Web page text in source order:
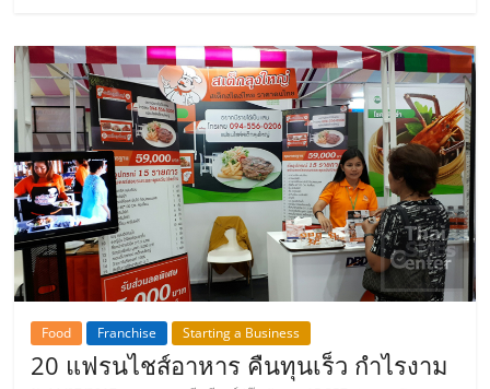
รน
ไชส์,
ที่
ปรึกษา
แฟ
Food Franchise Starting a Business
20 แฟรนไชส์อาหาร คืนทุนเร็ว กำไรงาม